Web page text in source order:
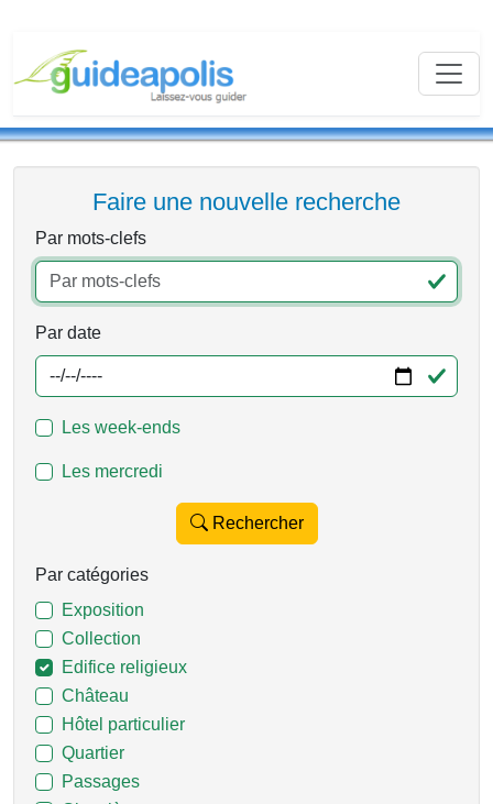
Faire une nouvelle recherche
Par mots-clefs
Par date
Les week-ends
Les mercredi
Rechercher
Par catégories
Exposition
Collection
Edifice religieux
Château
Hôtel particulier
Quartier
Passages